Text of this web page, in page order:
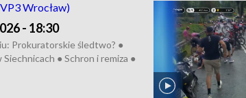
- 18:30
Prokuratorskie śledtwo? ●
Siechnicach ● Schron i remiza ●